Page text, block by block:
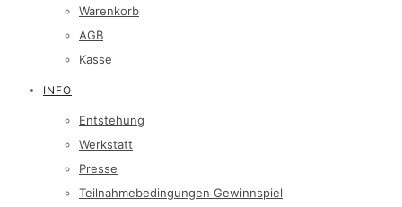
Warenkorb
AGB
Kasse
INFO
Entstehung
Werkstatt
Presse
Teilnahmebedingungen Gewinnspiel